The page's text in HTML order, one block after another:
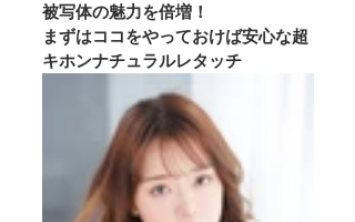
被写体の魅力を倍増！
まずはココをやっておけば安心な超
キホンナチュラルレタッチ